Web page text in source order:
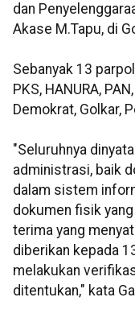
dan
Akase M.Tapu, di
Sebanyak 13
PKS, HANURA,
Demokrat, Golkar,
"Seluruhnya
administrasi, baik
dalam sistem
dokumen fisik
terima yang
diberikan kepada
melakukan
ditentukan," kata